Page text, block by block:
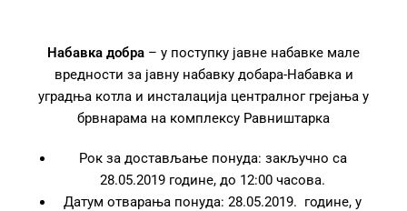
Набавка добра – у поступку јавне набавке мале
вредности за јавну набавку добара-Набавка и
уградња котла и инсталација централног грејања у
брвнарама на комплексу Равништарка
Рок за достављање понуда: закључно са
28.05.2019 године, до 12:00 часова.
Датум отварања понуда: 28.05.2019. године, у